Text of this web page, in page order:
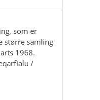
som er
større samling
1968.
/